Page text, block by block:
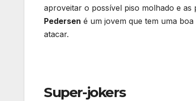
aproveitar o possível piso molhado e as
Pedersen é um jovem que tem uma
atacar.
Super-jokers